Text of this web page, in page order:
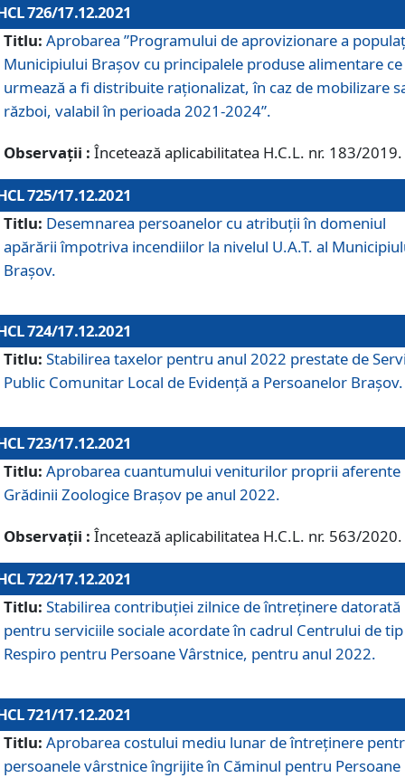
726/17.12.2021
Titlu: Aprobarea ”Programului de aprovizionare a
Municipiului Braşov cu principalele produse alimentare ce
urmează a fi distribuite raționalizat, în caz de mobilizare
război, valabil în perioada 2021-2024”.
Observații : Încetează aplicabilitatea H.C.L. nr. 183/2019.
725/17.12.2021
Titlu: Desemnarea persoanelor cu atribuții în domeniul
apărării împotriva incendiilor la nivelul U.A.T. al
Brașov.
724/17.12.2021
Titlu: Stabilirea taxelor pentru anul 2022 prestate de
Public Comunitar Local de Evidență a Persoanelor Braşov.
723/17.12.2021
Titlu: Aprobarea cuantumului veniturilor proprii aferente
Grădinii Zoologice Braşov pe anul 2022.
Observații : Încetează aplicabilitatea H.C.L. nr. 563/2020.
722/17.12.2021
Titlu: Stabilirea contribuţiei zilnice de întreținere datorată
pentru serviciile sociale acordate în cadrul Centrului de tip
Respiro pentru Persoane Vârstnice, pentru anul 2022.
721/17.12.2021
Titlu: Aprobarea costului mediu lunar de întreţinere
persoanele vârstnice îngrijite în Căminul pentru Persoane